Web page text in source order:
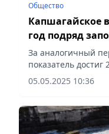
Общество
Капшагайское
год подряд
За аналогичный
показатель
Vecher.kz.
05.05.2025 10:36